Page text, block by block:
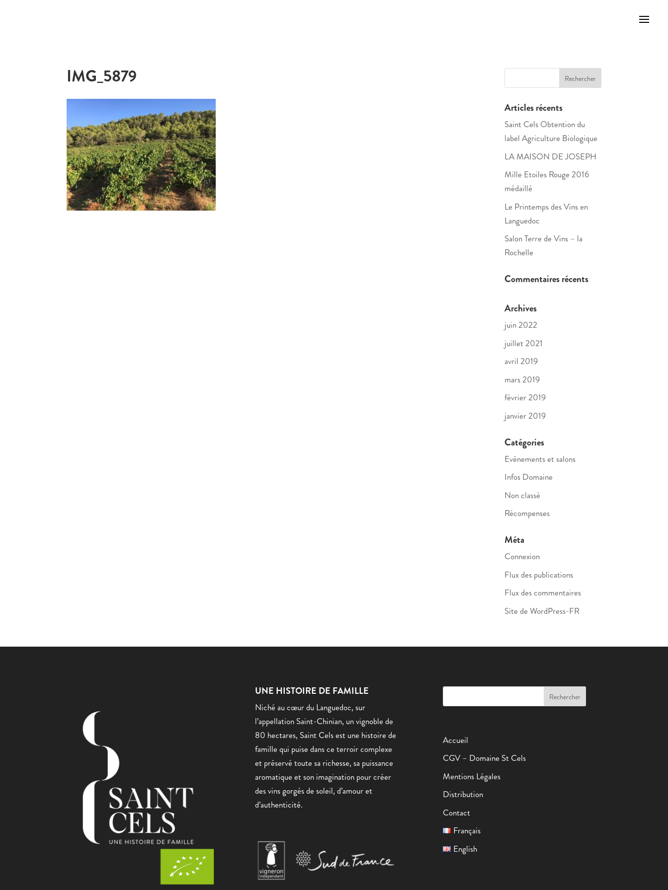
IMG_5879
Articles récents
Saint Cels Obtention du
label Agriculture Biologique
LA MAISON DE JOSEPH
Mille Etoiles Rouge 2016
médaillé
Le Printemps des Vins en
Languedoc
Salon Terre de Vins – la
Rochelle
Commentaires récents
Archives
juin 2022
juillet 2021
avril 2019
mars 2019
février 2019
janvier 2019
Catégories
Evènements et salons
Infos Domaine
Non classé
Récompenses
Méta
Connexion
Flux des publications
Flux des commentaires
Site de WordPress-FR
UNE HISTOIRE DE FAMILLE
Niché au cœur du Languedoc, sur
l’appellation Saint-Chinian, un vignoble de
80 hectares, Saint Cels est une histoire de
famille qui puise dans ce terroir complexe
et préservé toute sa richesse, sa puissance
aromatique et son imagination pour créer
des vins gorgés de soleil, d’amour et
d’authenticité.
Accueil
CGV – Domaine St Cels
Mentions Légales
Distribution
Contact
Français
English